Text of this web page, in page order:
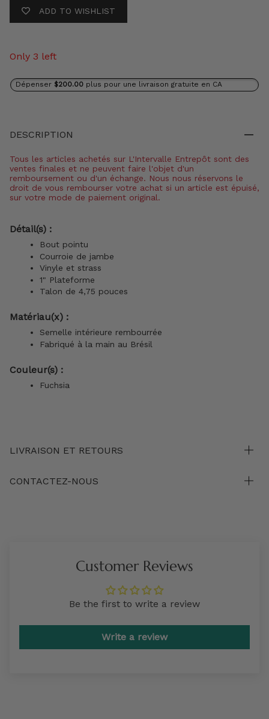
ADD TO WISHLIST
Only 3 left
Dépenser $200.00 plus pour une livraison gratuite en CA
DESCRIPTION
Tous les articles achetés sur L'Intervalle Entrepôt sont des
ventes finales et ne peuvent faire l'objet d'un
remboursement ou d'un échange. Nous nous réservons le
droit de vous rembourser votre achat si un article est épuisé,
sur votre mode de paiement original.
Détail(s) :
Bout pointu
Courroie de jambe
Vinyle et strass
1" Plateforme
Talon de 4,75 pouces
Matériau(x) :
Semelle intérieure rembourrée
Fabriqué à la main au Brésil
Couleur(s) :
Fuchsia
LIVRAISON ET RETOURS
CONTACTEZ-NOUS
Customer Reviews
Be the first to write a review
Write a review